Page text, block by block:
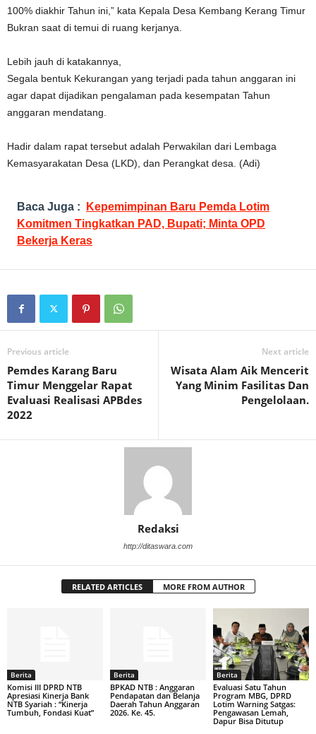
100% diakhir Tahun ini,” kata Kepala Desa Kembang Kerang Timur
Bukran saat di temui di ruang kerjanya.
Lebih jauh di katakannya,
Segala bentuk Kekurangan yang terjadi pada tahun anggaran ini
agar dapat dijadikan pengalaman pada kesempatan Tahun
anggaran mendatang.
Hadir dalam rapat tersebut adalah Perwakilan dari Lembaga
Kemasyarakatan Desa (LKD), dan Perangkat desa. (Adi)
Baca Juga :
Kepemimpinan Baru Pemda Lotim
Komitmen Tingkatkan PAD, Bupati; Minta OPD
Bekerja Keras
Previous article
Pemdes Karang Baru
Timur Menggelar Rapat
Evaluasi Realisasi APBdes
2022
Next article
Wisata Alam Aik Mencerit
Yang Minim Fasilitas Dan
Pengelolaan.
Redaksi
http://ditaswara.com
RELATED ARTICLES MORE FROM AUTHOR
Berita
Komisi III DPRD NTB
Apresiasi Kinerja Bank
NTB Syariah : “Kinerja
Tumbuh, Fondasi Kuat”
Berita
BPKAD NTB : Anggaran
Pendapatan dan Belanja
Daerah Tahun Anggaran
2026. Ke. 45.
Berita
Evaluasi Satu Tahun
Program MBG, DPRD
Lotim Warning Satgas:
Pengawasan Lemah,
Dapur Bisa Ditutup